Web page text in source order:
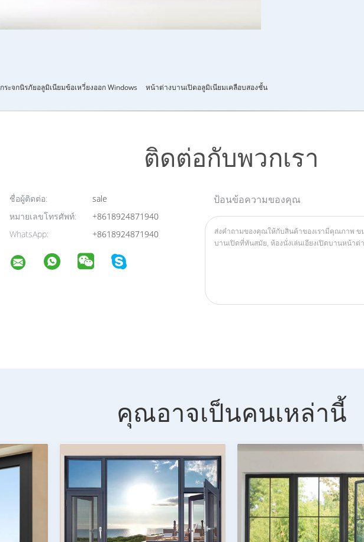
กระจกนิรภัยอลูมิเนียมข้อเหวี่ยงออก Windows หน้าต่างบานเปิดอลูมิเนียมเคลือบสองชั้น
ติดต่อกับพวกเรา
ชื่อผู้ติดต่อ:
sale
หมายเลขโทรศัพท์:
+8618924871940
WhatsApp:
+8618924871940
ป้อนข้อความของคุณ
คุณอาจเป็นคนเหล่านี้